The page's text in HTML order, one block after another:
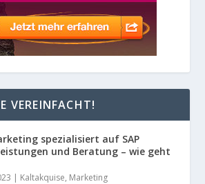
VEREINFACHT!
spezialisiert auf SAP
und Beratung – wie geht
| Kaltakquise, Marketing